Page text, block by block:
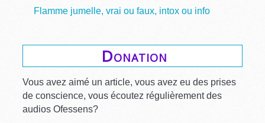
Flamme jumelle, vrai ou faux, intox ou info
Donation
Vous avez aimé un article, vous avez eu des prises
de conscience, vous écoutez régulièrement des
audios Ofessens?